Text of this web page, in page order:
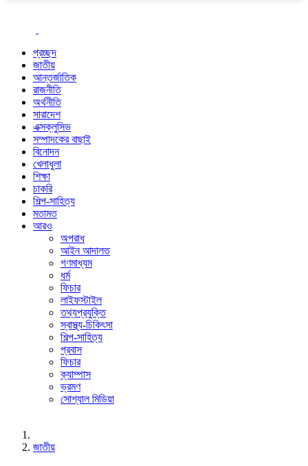
প্রচ্ছদ
জাতীয়
আন্তর্জাতিক
রাজনীতি
অর্থনীতি
সারাদেশ
এক্সক্লুসিভ
সম্পাদকের বাছাই
বিনোদন
খেলাধুলা
শিক্ষা
চাকরি
শিল্প-সাহিত্য
মতামত
আরও
অপরাধ
আইন আদালত
গণমাধ্যম
ধর্ম
ফিচার
লাইফস্টাইল
তথ্যপ্রযুক্তি
স্বাস্থ্য-চিকিৎসা
শিল্প-সাহিত্য
প্রবাস
ফিচার
ক্যাম্পাস
ভ্রমণ
সোশ্যাল মিডিয়া
জাতীয়